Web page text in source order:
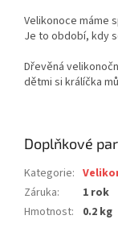
Velikonoce máme
Je to období, kdy
Dřevěná
dětmi si králíčka
Doplňkové
Kategorie:
Záruka:
1 rok
Hmotnost: 0.2 kg